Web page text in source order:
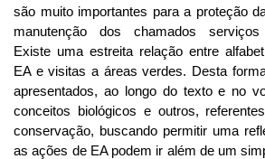
são muito importantes para a proteção
manutenção dos chamados serviços
Existe uma estreita relação entre
EA e visitas a áreas verdes. Desta
apresentados, ao longo do texto e no
conceitos biológicos e outros,
conservação, buscando permitir uma
as ações de EA podem ir além de um